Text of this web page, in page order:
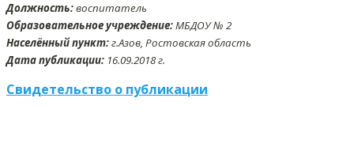
Должность:воспитатель
Образовательное учреждение:МБДОУ № 2
Населённый пункт:г.Азов, Ростовская область
Дата публикации: 16.09.2018 г.
Свидетельство о публикации